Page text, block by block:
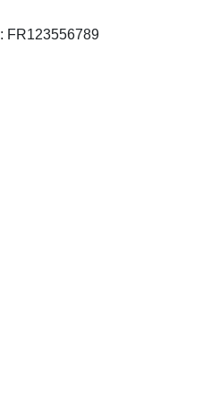
: FR123556789